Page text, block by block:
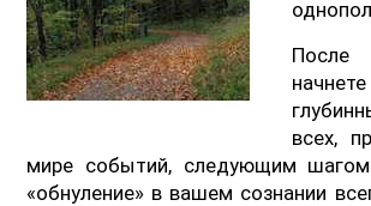
После
всех,
мире событий, следующим
«обнуление» в вашем сознании